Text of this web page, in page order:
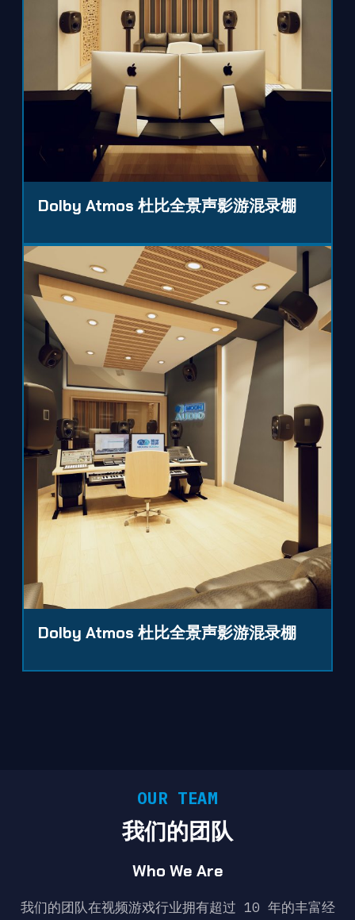
Dolby Atmos 杜比全景声影游混录棚
Dolby Atmos 杜比全景声影游混录棚
OUR TEAM
我们的团队
Who We Are
我们的团队在视频游戏行业拥有超过 10 年的丰富经